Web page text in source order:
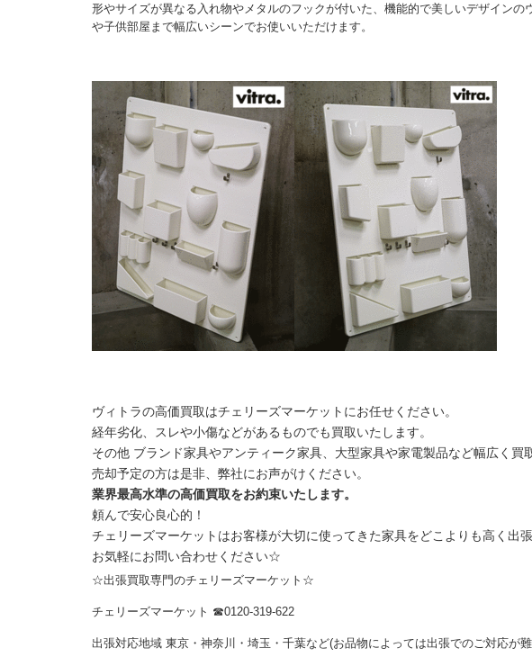
形やサイズが異なる入れ物やメタルのフックが付いた、機能的で美しいデザイン
や子供部屋まで幅広いシーンでお使いいただけます。
ヴィトラの高価買取はチェリーズマーケットにお任せください。
経年劣化、スレや小傷などがあるものでも買取いたします。
その他 ブランド家具やアンティーク家具、大型家具や家電製品など幅広く買
売却予定の方は是非、弊社にお声がけください。
業界最高水準の高価買取をお約束いたします。
頼んで安心良心的！
チェリーズマーケットはお客様が大切に使ってきた家具をどこよりも高く出張
お気軽にお問い合わせください☆
☆出張買取専門のチェリーズマーケット☆
チェリーズマーケット ☎︎0120-319-622
出張対応地域 東京・神奈川・埼玉・千葉など(お品物によっては出張でのご対応が